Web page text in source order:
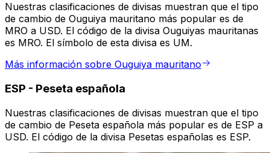
Nuestras clasificaciones de divisas muestran que el tipo
de cambio de Ouguiya mauritano más popular es de
MRO a USD. El código de la divisa Ouguiyas mauritanas
es MRO. El símbolo de esta divisa es UM.
Más información sobre Ouguiya mauritano
ESP - Peseta española
Nuestras clasificaciones de divisas muestran que el tipo
de cambio de Peseta española más popular es de ESP a
USD. El código de la divisa Pesetas españolas es ESP.